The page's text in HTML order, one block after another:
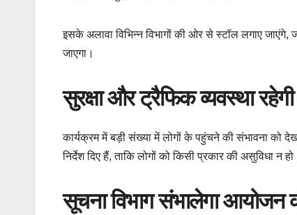
इसके अलावा विभिन्न विभागों की ओर से स्टॉल लगाए
जाएगा।
सुरक्षा और ट्रैफिक व्यवस्था
कार्यक्रम में बड़ी संख्या में लोगों के पहुंचने की संभावना को
निर्देश दिए हैं, ताकि लोगों को किसी प्रकार की असुविधा न
सूचना विभाग संभालेगा आयोजन